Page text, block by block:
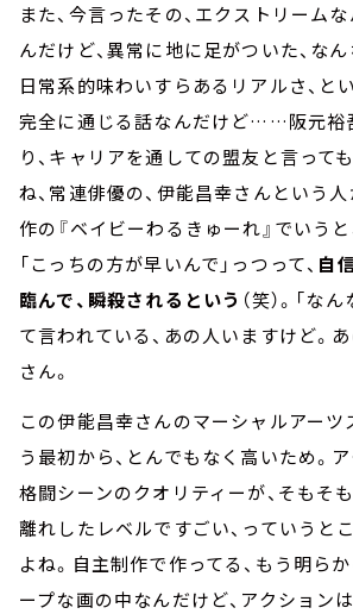
また、今言ったその、エクストリーム
んだけど、異常に地に足がついた、なん
日常系的味わいすらあるリアルさ、と
完全に通じる話なんだけど……阪元裕
り、キャリアを通しての盟友と言って
ね、常連俳優の、伊能昌幸さんという人
作の『ベイビーわるきゅーれ』でいうと
「こっちの方が早いんで」っつって、 自
臨んで、瞬殺されるという （笑）。「な
て言われている、あの人いますけど。
さん。
この伊能昌幸さんのマーシャルアーツ
う最初から、とんでもなく高いため。ア
格闘シーンのクオリティーが、そもそ
離れしたレベルですごい、っていうと
よね。自主制作で作ってる、もう明ら
ープな画の中なんだけど、アクション